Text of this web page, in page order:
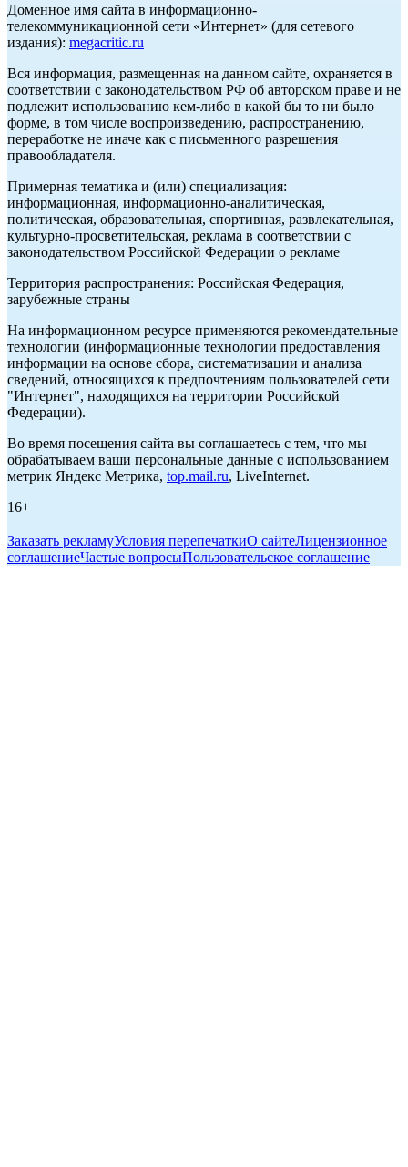
Доменное имя сайта в информационно-
телекоммуникационной сети «Интернет» (для сетевого
издания): megacritic.ru
Вся информация, размещенная на данном сайте, охраняется в
соответствии с законодательством РФ об авторском праве и не
подлежит использованию кем-либо в какой бы то ни было
форме, в том числе воспроизведению, распространению,
переработке не иначе как с письменного разрешения
правообладателя.
Примерная тематика и (или) специализация:
информационная, информационно-аналитическая,
политическая, образовательная, спортивная, развлекательная,
культурно-просветительская, реклама в соответствии с
законодательством Российской Федерации о рекламе
Территория распространения: Российская Федерация,
зарубежные страны
На информационном ресурсе применяются рекомендательные
технологии (информационные технологии предоставления
информации на основе сбора, систематизации и анализа
сведений, относящихся к предпочтениям пользователей сети
"Интернет", находящихся на территории Российской
Федерации).
Во время посещения сайта вы соглашаетесь с тем, что мы
обрабатываем ваши персональные данные с использованием
метрик Яндекс Метрика, top.mail.ru, LiveInternet.
16+
Заказать рекламуУсловия перепечаткиО сайтеЛицензионное
соглашениеЧастые вопросыПользовательское соглашение